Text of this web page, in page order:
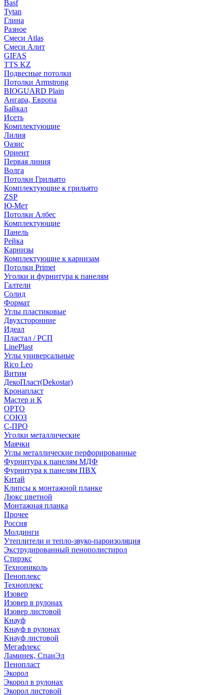
Basf
Tytan
Глина
Разное
Смеси Atlas
Смеси Алит
GIFAS
TTS KZ
Подвесные потолки
Потолки Armstrong
BIOGUARD Plain
Ангара, Европа
Байкал
Исеть
Комплектующие
Лилия
Оазис
Ориент
Первая линия
Волга
Потолки Грильято
Комплектующие к грильято
ZSP
Ю-Мет
Потолки Албес
Комплектующие
Панель
Рейка
Карнизы
Комплектующие к карнизам
Потолки Primet
Уголки и фурнитура к панелям
Галтели
Солид
Формат
Углы пластиковые
Двухсторонние
Идеал
Пластал / РСП
LinePlast
Углы универсальные
Rico Leo
Витим
ДекоПласт(Dekostar)
Кронапласт
Мастер и К
ОРТО
СОЮЗ
С-ПРО
Уголки металлические
Маячки
Углы металлические перфорированные
Фурнитура к панелям МДФ
Фурнитура к панелям ПВХ
Китай
Клипсы к монтажной планке
Люкс цветной
Монтажная планка
Прочее
Россия
Молдинги
Утеплители и тепло-звуко-пароизоляция
Экструдированный пенополистирол
Стирэкс
Технониколь
Пеноплекс
Техноплекс
Изовер
Изовер в рулонах
Изовер листовой
Кнауф
Кнауф в рулонах
Кнауф листовой
Мегафлекс
Ламинек, СпанЭл
Пенопласт
Экорол
Экорол в рулонах
Экорол листовой